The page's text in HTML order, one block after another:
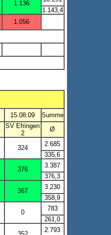
1.136
1.143,4
1.056
15.08.09
Summe
SV Efringen
2
Ø
324
2.685
335,6
376
3.387
376,3
367
3.230
358,9
0
783
261,0
2.793